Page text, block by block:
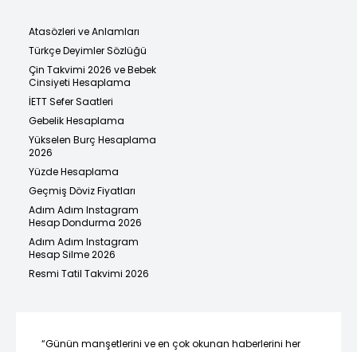
Atasözleri ve Anlamları
Türkçe Deyimler Sözlüğü
Çin Takvimi 2026 ve Bebek
Cinsiyeti Hesaplama
İETT Sefer Saatleri
Gebelik Hesaplama
Yükselen Burç Hesaplama
2026
Yüzde Hesaplama
Geçmiş Döviz Fiyatları
Adım Adım Instagram
Hesap Dondurma 2026
Adım Adım Instagram
Hesap Silme 2026
Resmi Tatil Takvimi 2026
“Günün manşetlerini ve en çok okunan haberlerini her